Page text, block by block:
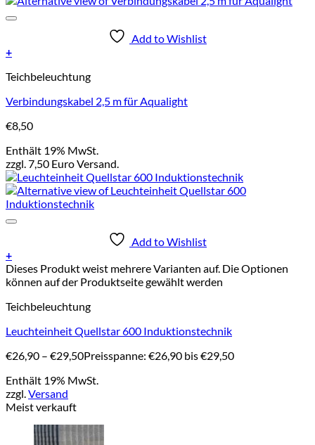
Add to Wishlist
+
Teichbeleuchtung
Verbindungskabel 2,5 m für Aqualight
€8,50
Enthält 19% MwSt.
zzgl. 7,50 Euro Versand.
Add to Wishlist
+
Dieses Produkt weist mehrere Varianten auf. Die Optionen
können auf der Produktseite gewählt werden
Teichbeleuchtung
Leuchteinheit Quellstar 600 Induktionstechnik
€26,90 – €29,50Preisspanne: €26,90 bis €29,50
Enthält 19% MwSt.
zzgl.Versand
Meist verkauft